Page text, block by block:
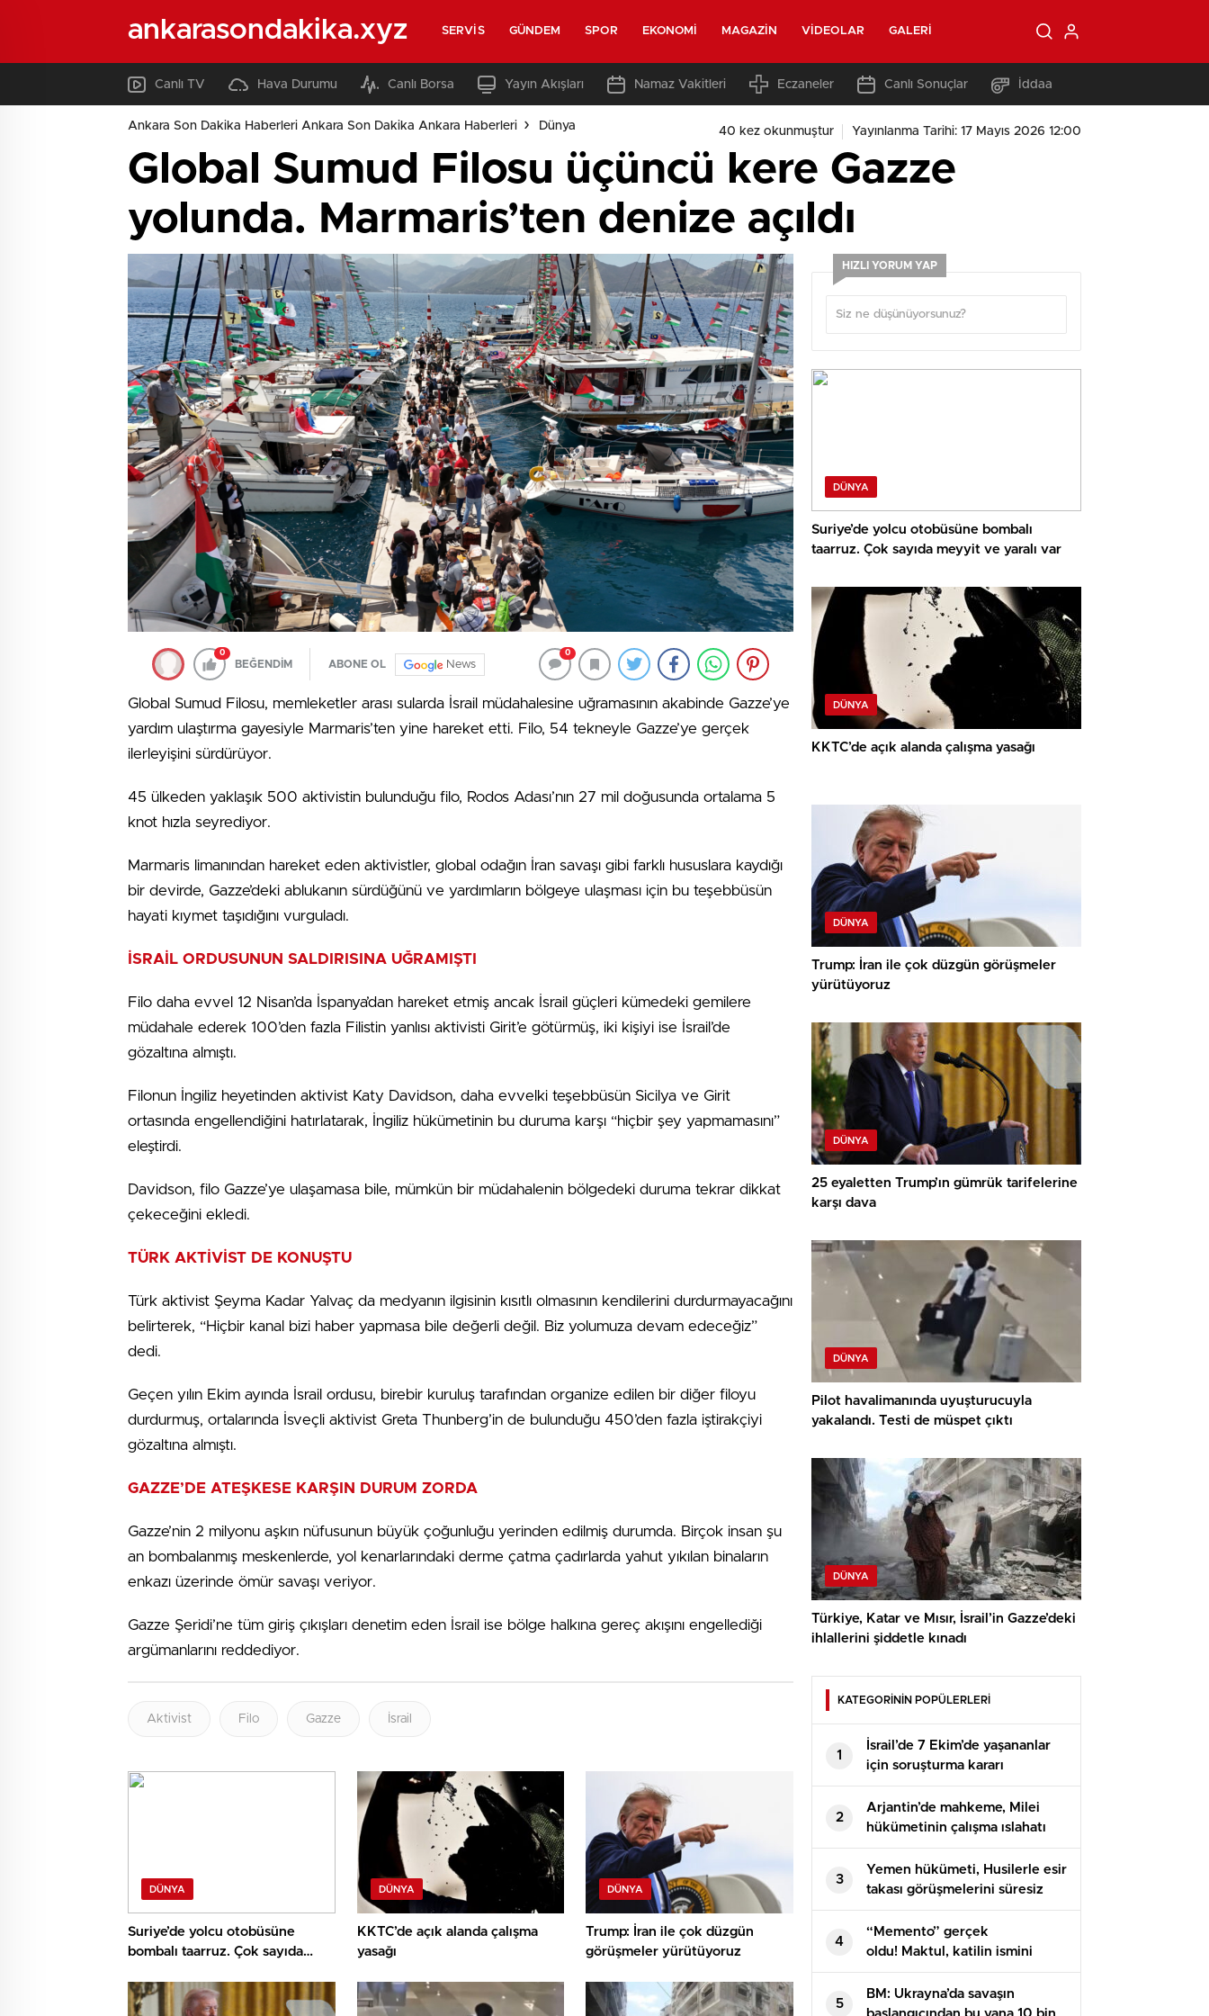
ankarasondakika.xyz SERVIS GÜNDEM SPOR EKONOMI MAGAZIN VIDEOLAR GALERI
Canlı TV Hava Durumu Canlı Borsa Yayın Akışları Namaz Vakitleri Eczaneler Canlı Sonuçlar İddaa
Ankara Son Dakika Haberleri Ankara Son Dakika Ankara Haberleri Dünya 40 kez okunmuştur Yayınlanma Tarihi: 17 Mayıs 2026 12:00
Global Sumud Filosu üçüncü kere Gazze
yolunda. Marmaris’ten denize açıldı
0
BEĞENDİM ABONE OL News
0
Global Sumud Filosu, memleketler arası sularda İsrail müdahalesine uğramasının akabinde Gazze’ye
yardım ulaştırma gayesiyle Marmaris’ten yine hareket etti. Filo, 54 tekneyle Gazze’ye gerçek
ilerleyişini sürdürüyor.
45 ülkeden yaklaşık 500 aktivistin bulunduğu filo, Rodos Adası’nın 27 mil doğusunda ortalama 5
knot hızla seyrediyor.
Marmaris limanından hareket eden aktivistler, global odağın İran savaşı ⁠gibi farklı hususlara kaydığı
bir devirde, Gazze’deki ablukanın sürdüğünü ve yardımların bölgeye ulaşması için bu teşebbüsün
hayati kıymet taşıdığını vurguladı.
İSRAİL ORDUSUNUN SALDIRISINA UĞRAMIŞTI
Filo daha evvel 12 Nisan’da İspanya’dan hareket etmiş ancak İsrail güçleri kümedeki gemilere
müdahale ederek 100’den fazla Filistin yanlısı aktivisti Girit’e götürmüş, iki kişiyi ise İsrail’de
gözaltına almıştı.
Filonun İngiliz heyetinden aktivist Katy Davidson, daha evvelki teşebbüsün Sicilya ve Girit
ortasında engellendiğini hatırlatarak, İngiliz hükümetinin bu duruma karşı “hiçbir şey yapmamasını”
eleştirdi.
Davidson, filo Gazze’ye ulaşamasa bile, mümkün bir müdahalenin bölgedeki duruma tekrar dikkat
çekeceğini ekledi.
TÜRK AKTİVİST DE KONUŞTU
Türk aktivist Şeyma Kadar Yalvaç da medyanın ilgisinin kısıtlı olmasının kendilerini durdurmayacağını
belirterek, “Hiçbir kanal bizi haber yapmasa bile değerli değil. ⁠Biz yolumuza devam edeceğiz”
dedi.
Geçen yılın Ekim ayında İsrail ordusu, birebir kuruluş tarafından organize edilen bir diğer filoyu
durdurmuş, ortalarında İsveçli aktivist Greta Thunberg’in de bulunduğu 450’den fazla iştirakçiyi
gözaltına almıştı.
GAZZE’DE ATEŞKESE KARŞIN DURUM ZORDA
Gazze’nin 2 milyonu aşkın nüfusunun büyük çoğunluğu yerinden edilmiş durumda. ⁠Birçok insan ⁠şu
an bombalanmış meskenlerde, yol kenarlarındaki derme çatma çadırlarda yahut yıkılan binaların
enkazı üzerinde ömür savaşı veriyor.
Gazze Şeridi’ne tüm giriş çıkışları denetim eden İsrail ise bölge halkına gereç akışını engellediği
argümanlarını reddediyor.
Aktivist Filo Gazze İsrail
DÜNYA
Suriye’de yolcu otobüsüne
bombalı taarruz. Çok sayıda
DÜNYA
KKTC’de açık alanda çalışma
yasağı
DÜNYA
Trump: İran ile çok düzgün
görüşmeler yürütüyoruz
HIZLI YORUM YAP
DÜNYA
Suriye’de yolcu otobüsüne bombalı
taarruz. Çok sayıda meyyit ve yaralı var
DÜNYA
KKTC’de açık alanda çalışma yasağı
DÜNYA
Trump: İran ile çok düzgün görüşmeler
yürütüyoruz
DÜNYA
25 eyaletten Trump’ın gümrük tarifelerine
karşı dava
DÜNYA
Pilot havalimanında uyuşturucuyla
yakalandı. Testi de müspet çıktı
DÜNYA
Türkiye, Katar ve Mısır, İsrail’in Gazze’deki
ihlallerini şiddetle kınadı
KATEGORİNİN POPÜLERLERİ
1
İsrail’de 7 Ekim’de yaşananlar
için soruşturma kararı
2
Arjantin’de mahkeme, Milei
hükümetinin çalışma ıslahatı
yasasını askıya aldı
3
Yemen hükümeti, Husilerle esir
takası görüşmelerini süresiz
erteledi
4
“Memento” gerçek
oldu! Maktul, katilin ismini
dövme yaptırmış
5
BM: Ukrayna’da savaşın